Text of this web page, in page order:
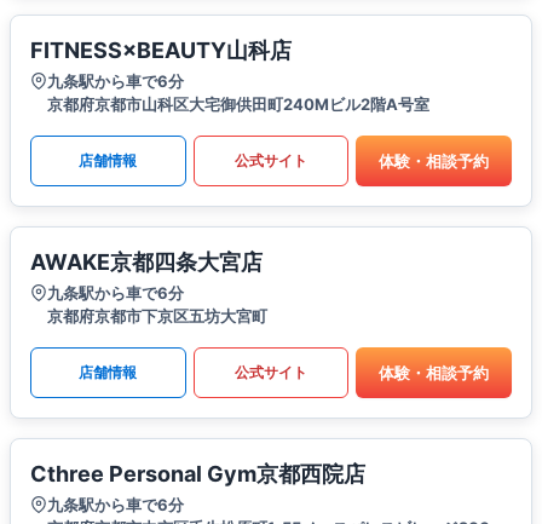
FITNESS×BEAUTY山科店
九条駅から車で6分
京都府京都市山科区大宅御供田町240Mビル2階A号室
店舗情報 公式サイト 体験・相談予約
AWAKE京都四条大宮店
九条駅から車で6分
京都府京都市下京区五坊大宮町
店舗情報 公式サイト 体験・相談予約
Cthree Personal Gym京都西院店
九条駅から車で6分